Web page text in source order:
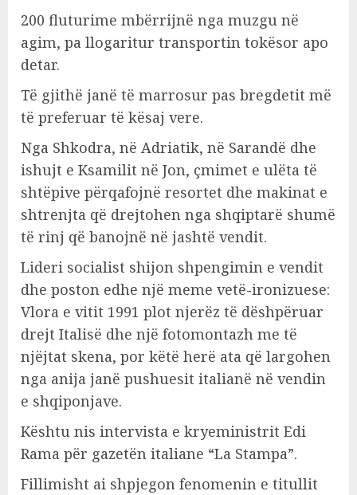
200 fluturime mbërrijnë nga muzgu në
agim, pa llogaritur transportin tokësor apo
detar.
Të gjithë janë të marrosur pas bregdetit më
të preferuar të kësaj vere.
Nga Shkodra, në Adriatik, në Sarandë dhe
ishujt e Ksamilit në Jon, çmimet e ulëta të
shtëpive përqafojnë resortet dhe makinat e
shtrenjta që drejtohen nga shqiptarë shumë
të rinj që banojnë në jashtë vendit.
Lideri socialist shijon shpengimin e vendit
dhe poston edhe një meme vetë-ironizuese:
Vlora e vitit 1991 plot njerëz të dëshpëruar
drejt Italisë dhe një fotomontazh me të
njëjtat skena, por këtë herë ata që largohen
nga anija janë pushuesit italianë në vendin
e shqiponjave.
Kështu nis intervista e kryeministrit Edi
Rama për gazetën italiane “La Stampa”.
Fillimisht ai shpjegon fenomenin e titullit